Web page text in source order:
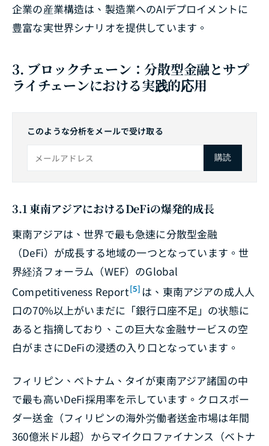
企業の産業構造は、製造業へのAIデプロイメントに
豊富な実世界シナリオを提供しています。
3. ブロックチェーン：分散型金融とサプ
ライチェーンにおける実践的応用
このような分析をメールで受け取る
購読
3.1 東南アジアにおけるDeFiの爆発的成長
東南アジアは、世界で最も急速に分散型金融
（DeFi）が成長する地域の一つとなっています。世
界経済フォーラム（WEF）のGlobal
Competitiveness Report[5] は、東南アジアの成人人
口の70%以上がいまだに「銀行口座不足」の状態に
あると指摘しており、この巨大な金融サービスの空
白がまさにDeFiの浸透の入り口となっています。
フィリピン、ベトナム、タイが東南アジア諸国の中
で最も高いDeFi採用率を示しています。クロスボー
ダー送金（フィリピンの海外労働者送金市場は年間
360億米ドル超）からマイクロファイナンス（ベトナ